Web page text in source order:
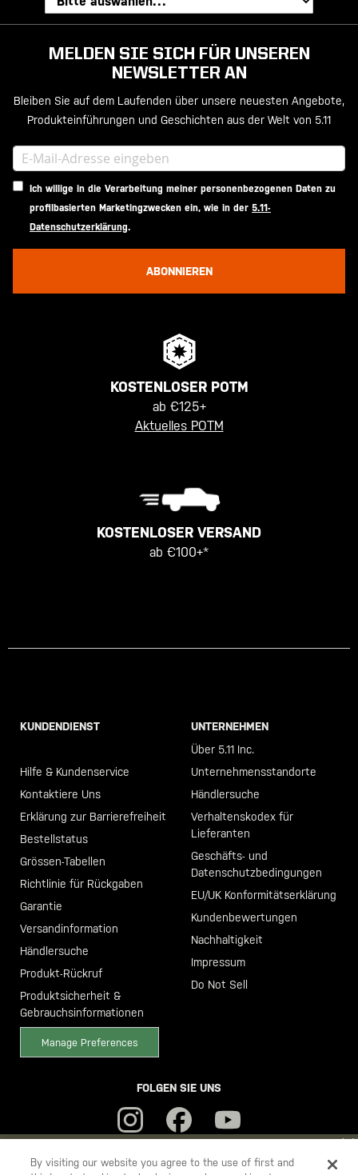
YOU ARE SHOPPING ON OURDEUTSCHLANDSITE. WOULD YOU
MELDEN SIE SICH FÜR UNSEREN
NEWSLETTER AN
Bleiben Sie auf dem Laufenden über unsere neuesten Angebote,
Produkteinführungen und Geschichten aus der Welt von 5.11
Ich willige in die Verarbeitung meiner personenbezogenen Daten zu
profilbasierten Marketingzwecken ein, wie in der 5.11-
Datenschutzerklärung.
ABONNIEREN
KOSTENLOSER POTM
ab €125+
Aktuelles POTM
KOSTENLOSER VERSAND
ab €100+*
KUNDENDIENST
Hilfe & Kundenservice
Kontaktiere Uns
Erklärung zur Barrierefreiheit
Bestellstatus
Grössen-Tabellen
Richtlinie für Rückgaben
Garantie
Versandinformation
Händlersuche
Produkt-Rückruf
Produktsicherheit &
Gebrauchsinformationen
Manage Preferences
UNTERNEHMEN
Über 5.11 Inc.
Unternehmensstandorte
Händlersuche
Verhaltenskodex für
Lieferanten
Geschäfts- und
Datenschutzbedingungen
EU/UK Konformitätserklärung
Kundenbewertungen
Nachhaltigkeit
Impressum
Do Not Sell
FOLGEN SIE UNS
By visiting our website you agree to the use of first and